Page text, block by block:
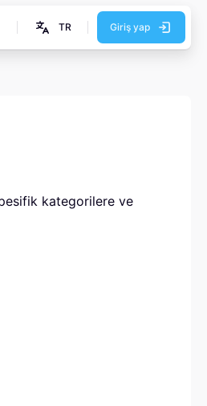
TR Giriş yap
kategorilere ve